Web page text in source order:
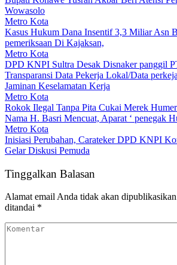
Wowasolo
Metro Kota
Kasus Hukum Dana Insentif 3,3 Miliar Asn
pemeriksaan Di Kajaksan,
Metro Kota
DPD KNPI Sultra Desak Disnaker panggil
Transparansi Data Pekerja Lokal/Data
Jaminan Keselamatan Kerja
Metro Kota
Rokok Ilegal Tanpa Pita Cukai Merek
Nama H. Basri Mencuat, Aparat ‘ penegak
Metro Kota
Inisiasi Perubahan, Carateker DPD KNPI
Gelar Diskusi Pemuda
Tinggalkan Balasan
Alamat email Anda tidak akan
ditandai *